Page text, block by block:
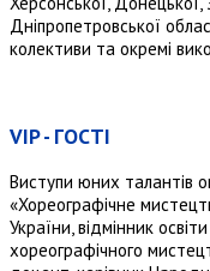
Дніпропетровської
колективи та окремі
VIP - ГОСТІ
Виступи юних талантів
«Хореографічне
України, відмінник
хореографічного